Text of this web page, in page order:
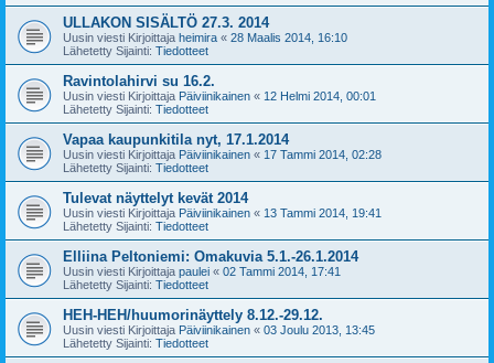
ULLAKON SISÄLTÖ 27.3. 2014
Uusin viesti Kirjoittaja heimira « 28 Maalis 2014, 16:10
Lähetetty Sijainti: Tiedotteet
Ravintolahirvi su 16.2.
Uusin viesti Kirjoittaja Päiviinikainen « 12 Helmi 2014, 00:01
Lähetetty Sijainti: Tiedotteet
Vapaa kaupunkitila nyt, 17.1.2014
Uusin viesti Kirjoittaja Päiviinikainen « 17 Tammi 2014, 02:28
Lähetetty Sijainti: Tiedotteet
Tulevat näyttelyt kevät 2014
Uusin viesti Kirjoittaja Päiviinikainen « 13 Tammi 2014, 19:41
Lähetetty Sijainti: Tiedotteet
Elliina Peltoniemi: Omakuvia 5.1.-26.1.2014
Uusin viesti Kirjoittaja paulei « 02 Tammi 2014, 17:41
Lähetetty Sijainti: Tiedotteet
HEH-HEH/huumorinäyttely 8.12.-29.12.
Uusin viesti Kirjoittaja Päiviinikainen « 03 Joulu 2013, 13:45
Lähetetty Sijainti: Tiedotteet